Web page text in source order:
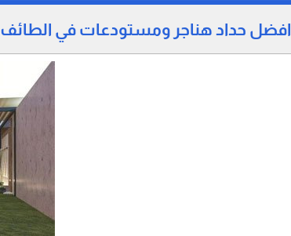
افضل حداد هناجر ومستودعات في الطائف